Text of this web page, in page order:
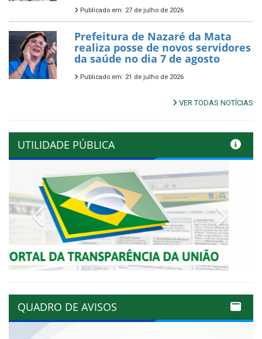
Publicado em: 27 de julho de 2026
Prefeitura de Nazaré da Mata
realiza posse de novos servidores
da saúde no dia 7 de agosto
Publicado em: 21 de julho de 2026
VER TODAS NOTÍCIAS
UTILIDADE PÚBLICA
Previous
QUADRO DE AVISOS